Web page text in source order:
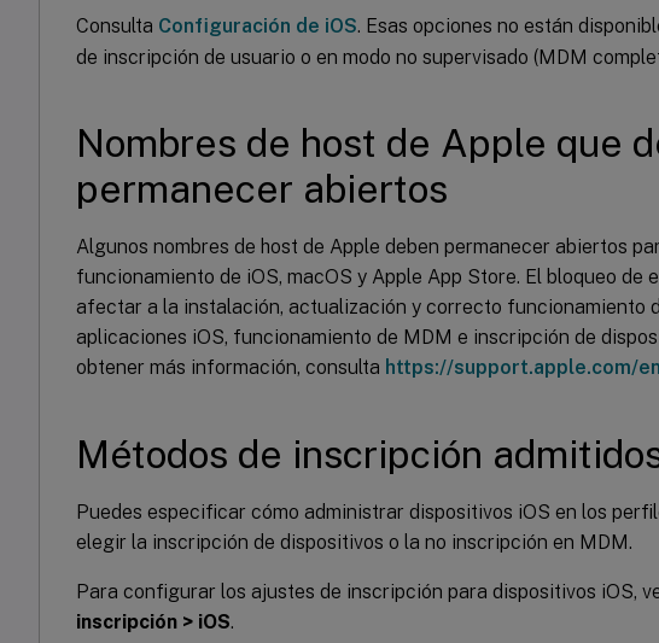
Consulta Configuración de iOS. Esas opciones no están
de inscripción de usuario o en modo no supervisado (MDM
Nombres de host de Apple que
permanecer abiertos
Algunos nombres de host de Apple deben permanecer abiertos
funcionamiento de iOS, macOS y Apple App Store. El bloqueo de
afectar a la instalación, actualización y correcto funcionamiento
aplicaciones iOS, funcionamiento de MDM e inscripción de
obtener más información, consulta https://support.apple.com/
Métodos de inscripción
Puedes especificar cómo administrar dispositivos iOS en los
elegir la inscripción de dispositivos o la no inscripción en MDM.
Para configurar los ajustes de inscripción para dispositivos iOS,
inscripción > iOS.